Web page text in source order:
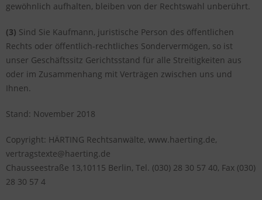
gewöhnlich aufhalten, bleiben von der Rechtswahl unberührt.
(3) Sind Sie Kaufmann, juristische Person des öffentlichen
Rechts oder öffentlich-rechtliches Sondervermögen, so ist
unser Geschäftssitz Gerichtsstand für alle Streitigkeiten aus
oder im Zusammenhang mit Verträgen zwischen uns und
Ihnen.
Stand: November 2018
Copyright: HÄRTING Rechtsanwälte, www.haerting.de,
vertragstexte@haerting.de
Chausseestraße 13,10115 Berlin, Tel. (030) 28 30 57 40, Fax (030)
28 30 57 4